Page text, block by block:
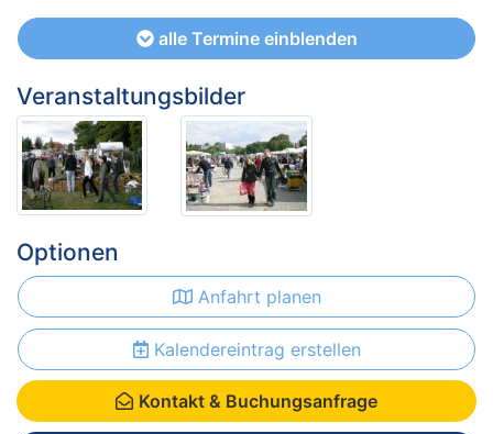
alle Termine einblenden
Veranstaltungsbilder
Optionen
Anfahrt planen
Kalendereintrag erstellen
Kontakt & Buchungsanfrage